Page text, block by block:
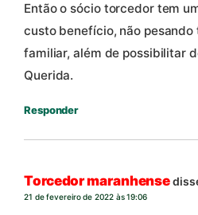
Então o sócio torcedor tem
custo benefício, não
familiar, além de possibilitar
Querida.
Responder
Torcedor maranhense
21 de fevereiro de 2022 às 19:06